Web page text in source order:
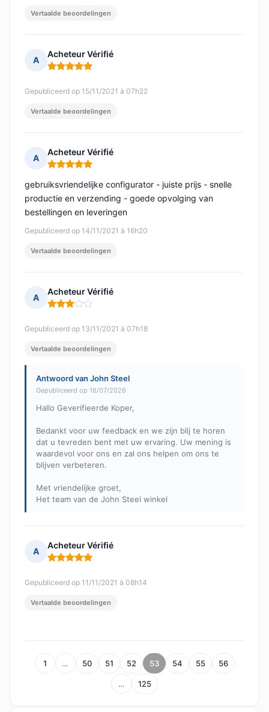
Vertaalde beoordelingen
A
Acheteur Vérifié
Opmerking: 5 van 5
Gepubliceerd op 15/11/2021 à 07h22
Vertaalde beoordelingen
A
Acheteur Vérifié
Opmerking: 5 van 5
Gepubliceerd op 14/11/2021 à 16h20
gebruiksvriendelijke configurator - juiste prijs - snelle
productie en verzending - goede opvolging van
bestellingen en leveringen
Vertaalde beoordelingen
A
Acheteur Vérifié
Opmerking: 3 van 5
Gepubliceerd op 13/11/2021 à 07h18
Vertaalde beoordelingen
Antwoord van John Steel
Gepubliceerd op 16/07/2026
Hallo Geverifieerde Koper,
Bedankt voor uw feedback en we zijn blij te horen
dat u tevreden bent met uw ervaring. Uw mening is
waardevol voor ons en zal ons helpen om ons te
blijven verbeteren.
Met vriendelijke groet,
Het team van de John Steel winkel
A
Acheteur Vérifié
Opmerking: 5 van 5
Gepubliceerd op 11/11/2021 à 08h14
Vertaalde beoordelingen
1 … 50 51 52 53 54 55 56
… 125